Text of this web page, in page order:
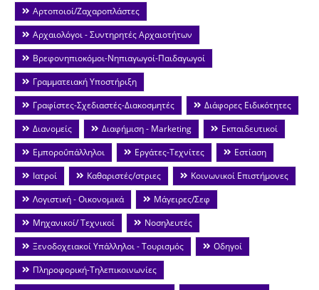
Αρτοποιοί/Ζαχαροπλάστες
Αρχαιολόγοι - Συντηρητές Αρχαιοτήτων
Βρεφονηπιοκόμοι-Νηπιαγωγοί-Παιδαγωγοί
Γραμματειακή Υποστήριξη
Γραφίστες-Σχεδιαστές-Διακοσμητές
Διάφορες Ειδικότητες
Διανομείς
Διαφήμιση - Marketing
Εκπαιδευτικοί
Εμποροΰπάλληλοι
Εργάτες-Τεχνίτες
Εστίαση
Ιατροί
Καθαριστές/στριες
Κοινωνικοί Επιστήμονες
Λογιστική - Οικονομικά
Μάγειρες/Σεφ
Μηχανικοί/ Τεχνικοί
Νοσηλευτές
Ξενοδοχειακοί Υπάλληλοι - Τουρισμός
Οδηγοί
Πληροφορική-Τηλεπικοινωνίες